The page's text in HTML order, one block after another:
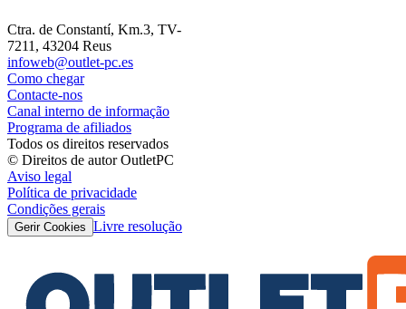
Ctra. de Constantí, Km.3, TV-
7211, 43204 Reus
infoweb@outlet-pc.es
Como chegar
Contacte-nos
Canal interno de informação
Programa de afiliados
Todos os direitos reservados
© Direitos de autor OutletPC
Aviso legal
Política de privacidade
Condições gerais
Gerir Cookies Livre resolução